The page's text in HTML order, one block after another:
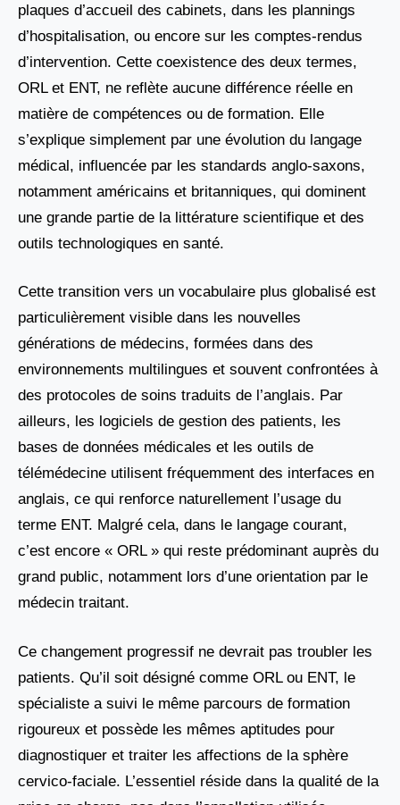
plaques d’accueil des cabinets, dans les plannings
d’hospitalisation, ou encore sur les comptes-rendus
d’intervention. Cette coexistence des deux termes,
ORL et ENT, ne reflète aucune différence réelle en
matière de compétences ou de formation. Elle
s’explique simplement par une évolution du langage
médical, influencée par les standards anglo-saxons,
notamment américains et britanniques, qui dominent
une grande partie de la littérature scientifique et des
outils technologiques en santé.
Cette transition vers un vocabulaire plus globalisé est
particulièrement visible dans les nouvelles
générations de médecins, formées dans des
environnements multilingues et souvent confrontées à
des protocoles de soins traduits de l’anglais. Par
ailleurs, les logiciels de gestion des patients, les
bases de données médicales et les outils de
télémédecine utilisent fréquemment des interfaces en
anglais, ce qui renforce naturellement l’usage du
terme ENT. Malgré cela, dans le langage courant,
c’est encore « ORL » qui reste prédominant auprès du
grand public, notamment lors d’une orientation par le
médecin traitant.
Ce changement progressif ne devrait pas troubler les
patients. Qu’il soit désigné comme ORL ou ENT, le
spécialiste a suivi le même parcours de formation
rigoureux et possède les mêmes aptitudes pour
diagnostiquer et traiter les affections de la sphère
cervico-faciale. L’essentiel réside dans la qualité de la